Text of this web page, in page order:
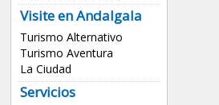
Visite en Andalgala
Turismo Alternativo
Turismo Aventura
La Ciudad
Servicios